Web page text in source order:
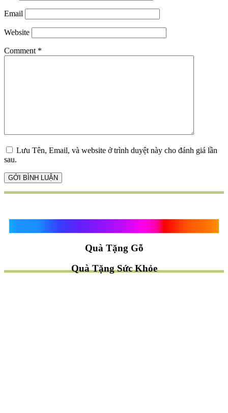
Email
Website
Comment *
Lưu Tên, Email, và website ở trình duyệt này cho đánh giá lần
sau.
Quà Tặng Gỗ
Quà Tặng Sức Khỏe